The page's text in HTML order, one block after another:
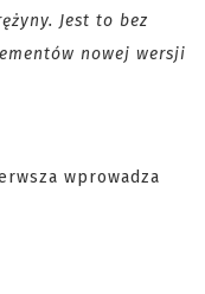
Jest to bez
nowej wersji
wprowadza